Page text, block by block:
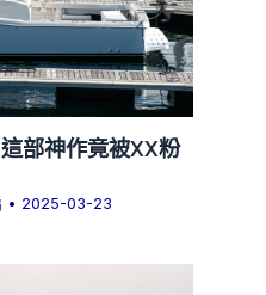
部神作竟被XX粉
• 2025-03-23